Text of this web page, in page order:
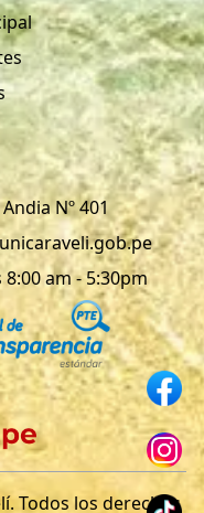
Nº 401
am - 5:30pm
Todos los derechos